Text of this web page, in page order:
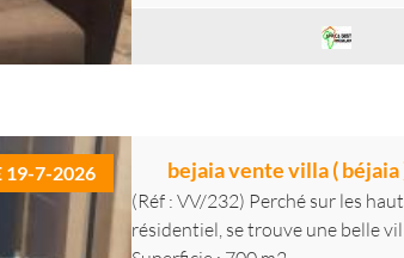
19-7-2026 bejaia vente villa ( béjaia
(Réf : VV/232) Perché sur les
résidentiel, se trouve une belle